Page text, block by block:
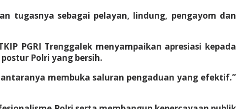
tugasnya sebagai pelayan, lindung, pengayom dan
PGRI Trenggalek menyampaikan apresiasi kepada
Polri yang bersih.
membuka saluran pengaduan yang efektif.”